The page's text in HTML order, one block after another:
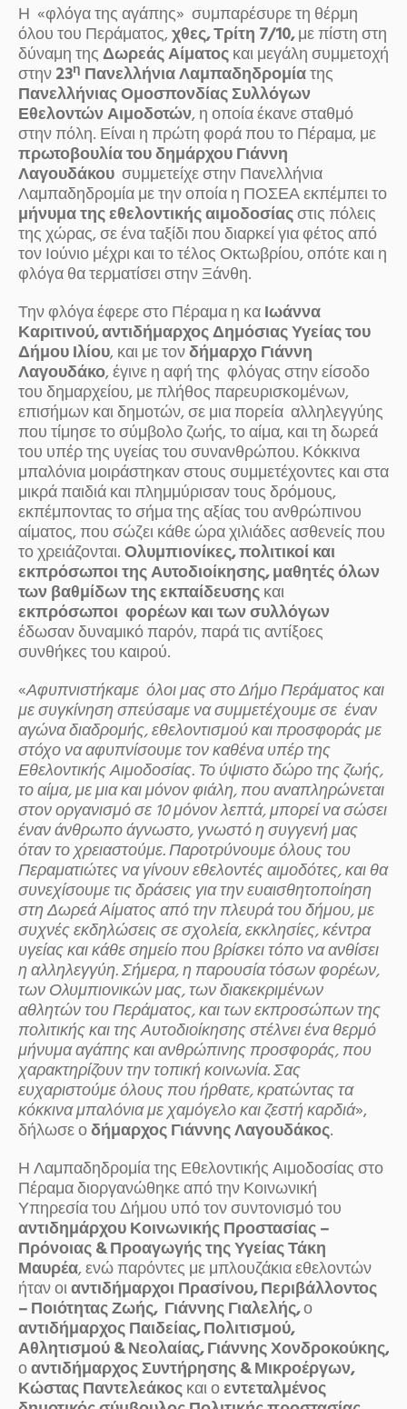
Η «φλόγα της αγάπης» συμπαρέσυρε τη θέρμη
όλου του Περάματος,χθες, Τρίτη 7/10,με πίστη στη
δύναμη τηςΔωρεάς Αίματοςκαι μεγάλη συμμετοχή
στην23η ΠανελλήνιαΛαμπαδηδρομίατης
Πανελλήνιας Ομοσπονδίας Συλλόγων
Εθελοντών Αιμοδοτών, η οποία έκανε σταθμό
στην πόλη. Είναι η πρώτη φορά που το Πέραμα, με
πρωτοβουλία του δημάρχου Γιάννη
Λαγουδάκου συμμετείχε στην Πανελλήνια
Λαμπαδηδρομία με την οποία η ΠΟΣΕΑ εκπέμπει το
μήνυμα της εθελοντικής αιμοδοσίαςστις πόλεις
της χώρας, σε ένα ταξίδι που διαρκεί για φέτος από
τον Ιούνιο μέχρι και το τέλος Οκτωβρίου, οπότε και η
φλόγα θα τερματίσει στην Ξάνθη.
Την φλόγα έφερε στο Πέραμα η καΙωάννα
Καριτινού,αντιδήμαρχος Δημόσιας Υγείας του
Δήμου Ιλίου, και με τονδήμαρχο Γιάννη
Λαγουδάκο, έγινε η αφή της φλόγας στην είσοδο
του δημαρχείου, με πλήθος παρευρισκομένων,
επισήμων και δημοτών, σε μια πορεία αλληλεγγύης
που τίμησε το σύμβολο ζωής, το αίμα, και τη δωρεά
του υπέρ της υγείας του συνανθρώπου. Κόκκινα
μπαλόνια μοιράστηκαν στους συμμετέχοντες και στα
μικρά παιδιά και πλημμύρισαν τους δρόμους,
εκπέμποντας το σήμα της αξίας του ανθρώπινου
αίματος, που σώζει κάθε ώρα χιλιάδες ασθενείς που
το χρειάζονται.Ολυμπιονίκες, πολιτικοί και
εκπρόσωποι της Αυτοδιοίκησης, μαθητές όλων
των βαθμίδων της εκπαίδευσηςκαι
εκπρόσωποι φορέων και των συλλόγων
έδωσαν δυναμικό παρόν, παρά τις αντίξοες
συνθήκες του καιρού.
«Αφυπνιστήκαμε όλοι μας στο Δήμο Περάματος και
με συγκίνηση σπεύσαμε να συμμετέχουμε σε έναν
αγώνα διαδρομής, εθελοντισμού και προσφοράς με
στόχο να αφυπνίσουμε τον καθένα υπέρ της
Εθελοντικής Αιμοδοσίας. Το ύψιστο δώρο της ζωής,
το αίμα, με μια και μόνον φιάλη, που αναπληρώνεται
στον οργανισμό σε 10 μόνον λεπτά, μπορεί να σώσει
έναν άνθρωπο άγνωστο, γνωστό η συγγενή μας
όταν το χρειαστούμε. Παροτρύνουμε όλους του
Περαματιώτες να γίνουν εθελοντές αιμοδότες, και θα
συνεχίσουμε τις δράσεις για την ευαισθητοποίηση
στη Δωρεά Αίματος από την πλευρά του δήμου, με
συχνές εκδηλώσεις σε σχολεία, εκκλησίες, κέντρα
υγείας και κάθε σημείο που βρίσκει τόπο να ανθίσει
η αλληλεγγύη. Σήμερα, η παρουσία τόσων φορέων,
των Ολυμπιονικών μας, των διακεκριμένων
αθλητών του Περάματος, και των εκπροσώπων της
πολιτικής και της Αυτοδιοίκησης στέλνει ένα θερμό
μήνυμα αγάπης και ανθρώπινης προσφοράς, που
χαρακτηρίζουν την τοπική κοινωνία. Σας
ευχαριστούμε όλους που ήρθατε, κρατώντας τα
κόκκινα μπαλόνια με χαμόγελο και ζεστή καρδιά»,
δήλωσε οδήμαρχος Γιάννης Λαγουδάκος.
Η Λαμπαδηδρομία της Εθελοντικής Αιμοδοσίας στο
Πέραμα διοργανώθηκε από την Κοινωνική
Υπηρεσία του Δήμου υπό τον συντονισμό του
αντιδημάρχου Κοινωνικής Προστασίας –
Πρόνοιας & Προαγωγής της ΥγείαςΤάκη
Μαυρέα, ενώ παρόντες με μπλουζάκια εθελοντών
ήταν οιαντιδήμαρχοι Πρασίνου, Περιβάλλοντος
– Ποιότητας Ζωής, Γιάννης Γιαλελής,ο
αντιδήμαρχος Παιδείας, Πολιτισμού,
Αθλητισμού & Νεολαίας, Γιάννης Χονδροκούκης,
οαντιδήμαρχος Συντήρησης & Μικροέργων,
Κώστας Παντελεάκοςκαι οεντεταλμένος